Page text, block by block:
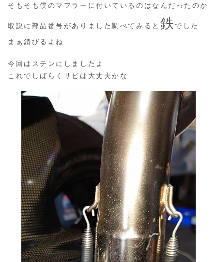
そもそも僕のマフラーに付いているのはなんだったのか
取説に部品番号がありました調べてみると 鉄 でした
まぁ錆びるよね
今回はステンにしましたよ
これでしばらくサビは大丈夫かな